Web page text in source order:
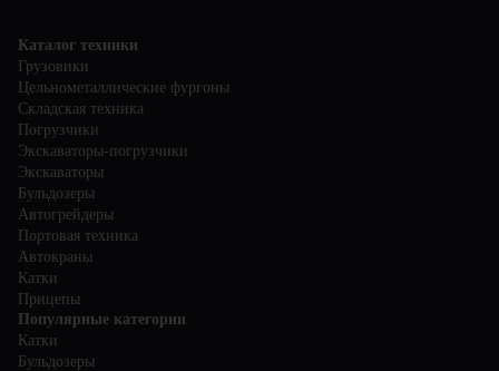
избежать поломки и обеспечить безопасность на дороге.
Каталог техники
Грузовики
Цельнометаллические фургоны
Складская техника
Погрузчики
Экскаваторы-погрузчики
Экскаваторы
Бульдозеры
Автогрейдеры
Портовая техника
Автокраны
Катки
Прицепы
Популярные категории
Катки
Бульдозеры